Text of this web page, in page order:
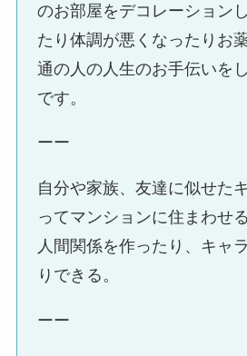
のお部屋をデコレーション
たり体調が悪くなったりお
通の人の人生のお手伝いを
です。
ーー
自分や家族、友達に似せた
ってマンションに住まわせ
人間関係を作ったり、キャ
りできる。
ーー